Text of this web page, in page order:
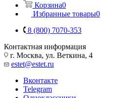
Корзина0
Избранные товары0
8 (800) 7070-353
Контактная информация
г. Москва, ул. Веткина, 4
estet@estet.ru
Вконтакте
Telegram